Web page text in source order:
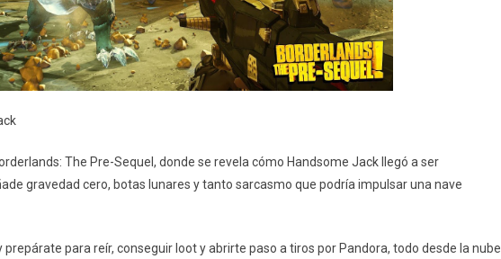
The Pre-Sequel, donde se revela cómo Handsome Jack llegó a ser
gravedad cero, botas lunares y tanto sarcasmo que podría impulsar una nave
prepárate para reír, conseguir loot y abrirte paso a tiros por Pandora, todo desde la nube.